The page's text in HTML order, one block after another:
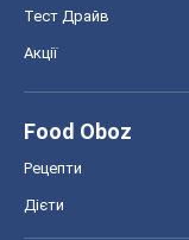
Тест Драйв
Акції
Food Oboz
Рецепти
Дієти